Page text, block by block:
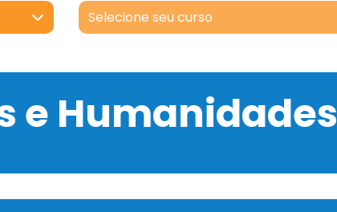
Selecione seu curso
e Humanidades